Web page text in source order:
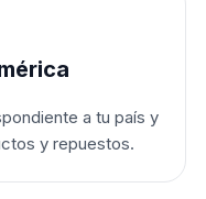
a tu país y
y repuestos.